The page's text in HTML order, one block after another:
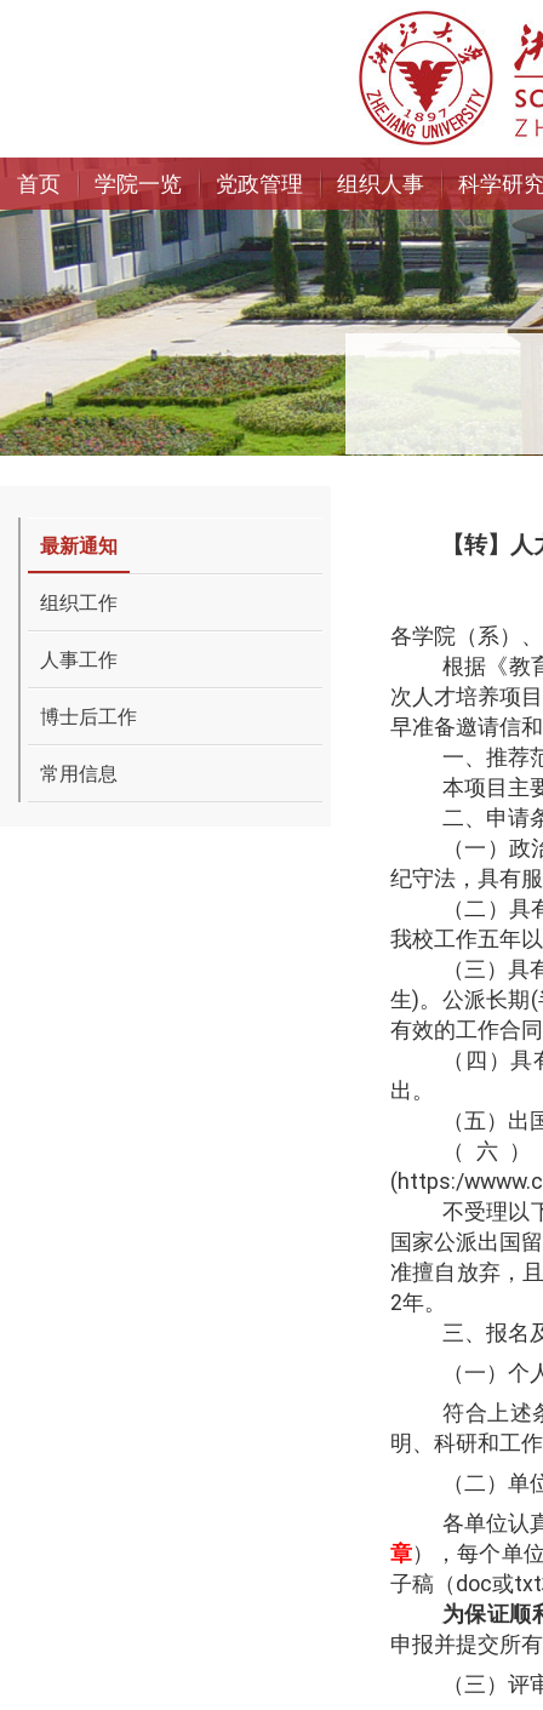
首页 学院一览 党政管理 组织人事 科学研
最新通知
组织工作
人事工作
博士后工作
常用信息
【转】
各学院（系）
根据《教
次人才培养项
早准备邀请信
一、推荐
本项目主
二、申请
（一） 政
纪守法，具有
（二） 具
我校工作五年
（三） 具
生)。公派长期(
有效的工作合
（四）具
出。
（五） 出
（六）
(https:/
不受理以
国家公派出国
准擅自放弃，
2年。
三、报名
（一）个
符合上述
明、科研和工
（二）单
各单位认
章），每个单
子稿（doc或txt
为保证顺
申报并提交所
（三）评